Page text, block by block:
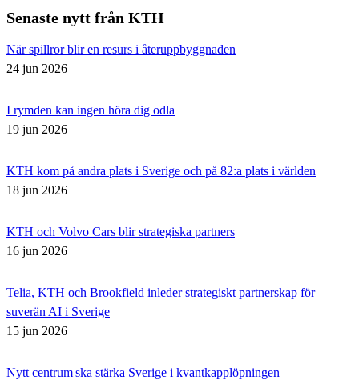
Senaste nytt från KTH
När spillror blir en resurs i återuppbyggnaden
24 jun 2026
I rymden kan ingen höra dig odla
19 jun 2026
KTH kom på andra plats i Sverige och på 82:a plats i världen
18 jun 2026
KTH och Volvo Cars blir strategiska partners
16 jun 2026
Telia, KTH och Brookfield inleder strategiskt partnerskap för
suverän AI i Sverige
15 jun 2026
Nytt centrum ska stärka Sverige i kvantkapplöpningen